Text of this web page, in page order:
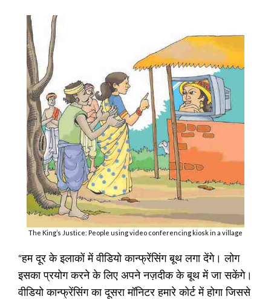
The King’s Justice: People using video conferencing kiosk in a village
“हम दूर के इलाकों में वीडियो कान्फ्रेंसिंग बूथ लगा देंगे। लोग
इसका प्रयोग करने के लिए अपने नज़दीक के बूथ में जा सकेंगे।
वीडियो कान्फ्रेंसिंग का दूसरा मॉनिटर हमारे कोर्ट में होगा जिससे